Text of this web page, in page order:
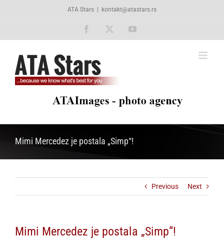
ATA Stars kontakt@atastars.rs
Facebook YouTube
Mimi Mercedez je postala „Simp“!
Previous Next
Mimi Mercedez je postala „Simp“!